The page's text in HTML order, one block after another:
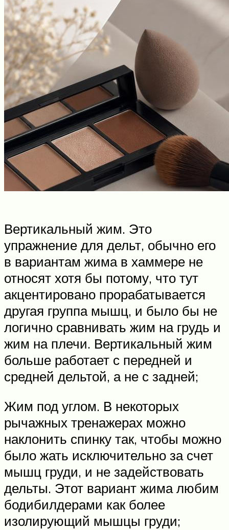
Вертикальный жим. Это
упражнение для дельт, обычно его
в вариантам жима в хаммере не
относят хотя бы потому, что тут
акцентировано прорабатывается
другая группа мышц, и было бы не
логично сравнивать жим на грудь и
жим на плечи. Вертикальный жим
больше работает с передней и
средней дельтой, а не с задней;
Жим под углом. В некоторых
рычажных тренажерах можно
наклонить спинку так, чтобы можно
было жать исключительно за счет
мышц груди, и не задействовать
дельты. Этот вариант жима любим
бодибилдерами как более
изолирующий мышцы груди;